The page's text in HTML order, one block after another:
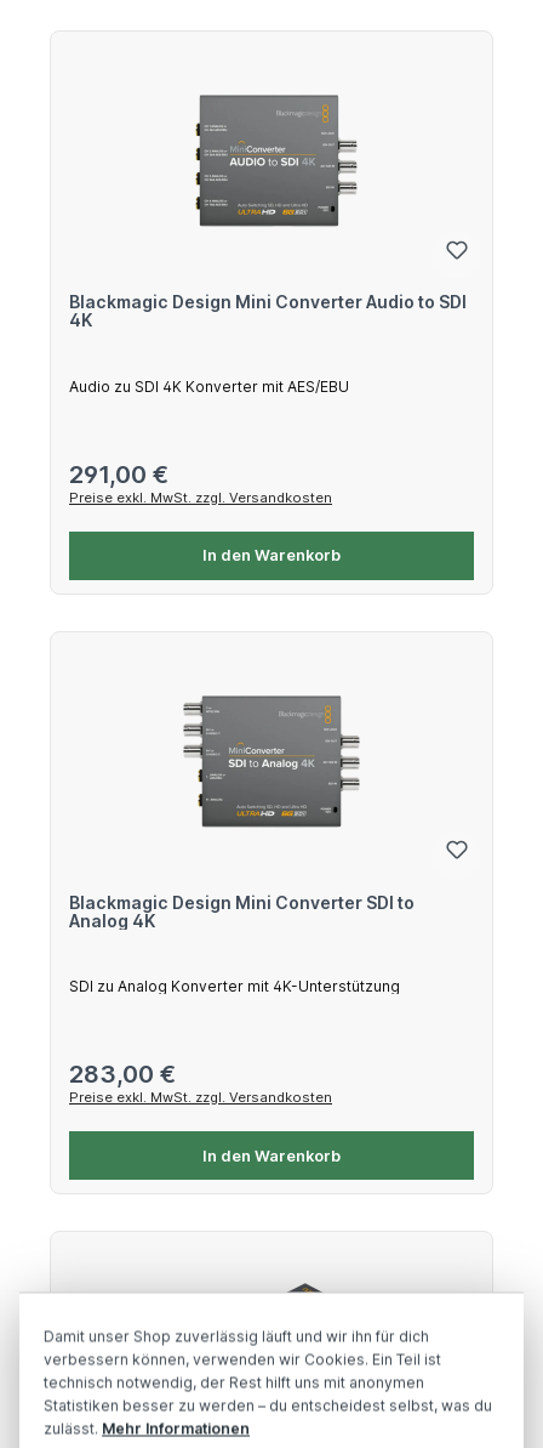
Blackmagic Design Mini Converter Audio to SDI
4K
Audio zu SDI 4K Konverter mit AES/EBU
Regulärer Preis:
291,00 €
Preise exkl. MwSt. zzgl. Versandkosten
In den Warenkorb
Blackmagic Design Mini Converter SDI to
Analog 4K
SDI zu Analog Konverter mit 4K-Unterstützung
Regulärer Preis:
283,00 €
Preise exkl. MwSt. zzgl. Versandkosten
In den Warenkorb
Damit unser Shop zuverlässig läuft und wir ihn für dich
verbessern können, verwenden wir Cookies. Ein Teil ist
technisch notwendig, der Rest hilft uns mit anonymen
Statistiken besser zu werden – du entscheidest selbst, was du
zulässt. Mehr Informationen